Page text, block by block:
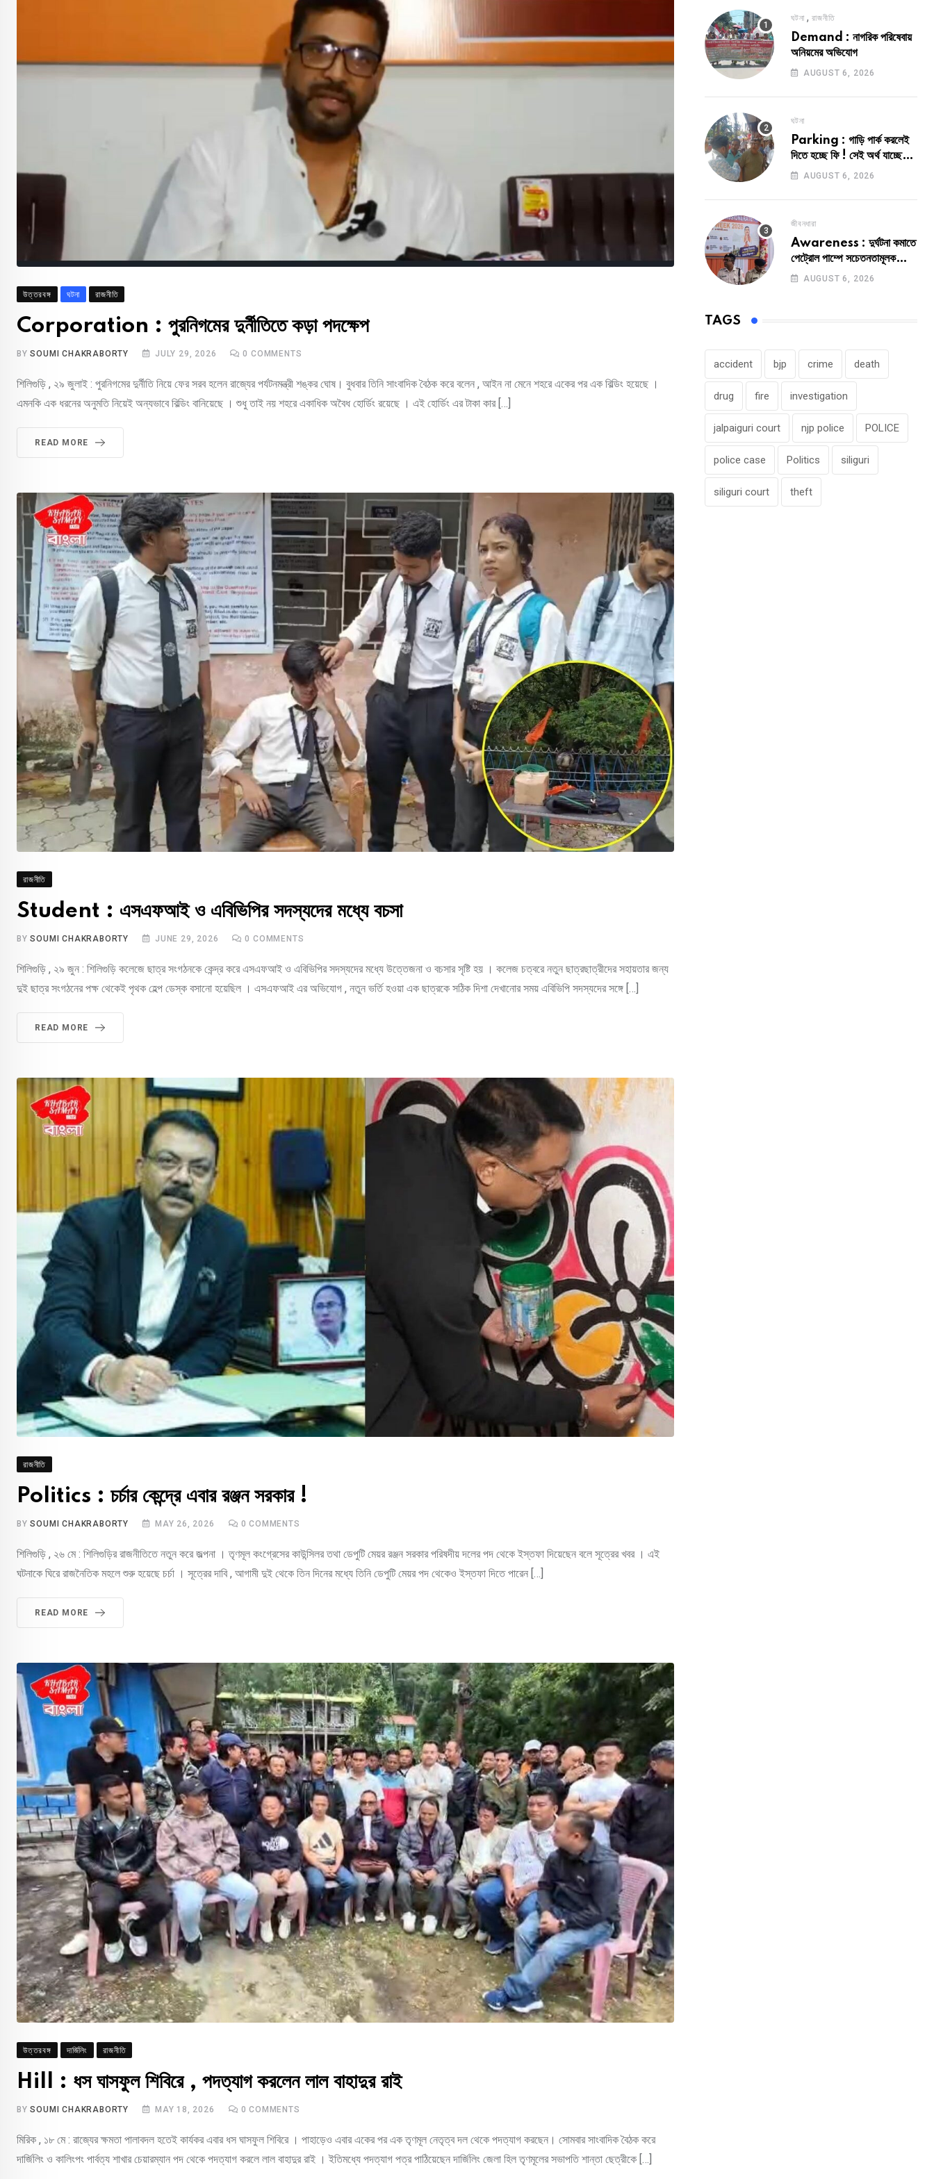
উত্তরবঙ্গ ঘটনা রাজনীতি
Corporation : পুরনিগমের দুর্নীতিতে কড়া পদক্ষেপ
BYSOUMI CHAKRABORTY JULY 29, 2026 0 COMMENTS
শিলিগুড়ি , ২৯ জুলাই : পুরনিগমের দুর্নীতি নিয়ে ফের সরব হলেন রাজ্যের পর্যটনমন্ত্রী শঙ্কর ঘোষ। বুধবার তিনি সাংবাদিক বৈঠক করে বলেন , আইন না মেনে শহরে একের পর এক বিল্ডিং হয়েছে ।
এমনকি এক ধরনের অনুমতি নিয়েই অন্যভাবে বিল্ডিং বানিয়েছে । শুধু তাই নয় শহরে একাধিক অবৈধ হোর্ডিং রয়েছে । এই হোর্ডিং এর টাকা কার […]
READ MORE
রাজনীতি
Student : এসএফআই ও এবিভিপির সদস্যদের মধ্যে বচসা
BYSOUMI CHAKRABORTY JUNE 29, 2026 0 COMMENTS
শিলিগুড়ি , ২৯ জুন : শিলিগুড়ি কলেজে ছাত্র সংগঠনকে কেন্দ্র করে এসএফআই ও এবিভিপির সদস্যদের মধ্যে উত্তেজনা ও বচসার সৃষ্টি হয় । কলেজ চত্বরে নতুন ছাত্রছাত্রীদের সহায়তার জন্য
দুই ছাত্র সংগঠনের পক্ষ থেকেই পৃথক হেল্প ডেস্ক বসানো হয়েছিল । এসএফআই এর অভিযোগ , নতুন ভর্তি হওয়া এক ছাত্রকে সঠিক দিশা দেখানোর সময় এবিভিপি সদস্যদের সঙ্গে […]
READ MORE
রাজনীতি
Politics : চর্চার কেন্দ্রে এবার রঞ্জন সরকার !
BYSOUMI CHAKRABORTY MAY 26, 2026 0 COMMENTS
শিলিগুড়ি , ২৬ মে : শিলিগুড়ির রাজনীতিতে নতুন করে জল্পনা । তৃণমূল কংগ্রেসের কাউন্সিলর তথা ডেপুটি মেয়র রঞ্জন সরকার পরিষদীয় দলের পদ থেকে ইস্তফা দিয়েছেন বলে সূত্রের খবর । এই
ঘটনাকে ঘিরে রাজনৈতিক মহলে শুরু হয়েছে চর্চা । সূত্রের দাবি , আগামী দুই থেকে তিন দিনের মধ্যে তিনি ডেপুটি মেয়র পদ থেকেও ইস্তফা দিতে পারেন […]
READ MORE
উত্তরবঙ্গ দার্জিলিং রাজনীতি
Hill : ধস ঘাসফুল শিবিরে , পদত্যাগ করলেন লাল বাহাদুর রাই
BYSOUMI CHAKRABORTY MAY 18, 2026 0 COMMENTS
মিরিক , ১৮ মে : রাজ্যের ক্ষমতা পালাবদল হতেই কার্যকর এবার ধস ঘাসফুল শিবিরে । পাহাড়েও এবার একের পর এক তৃণমূল নেতৃত্ব দল থেকে পদত্যাগ করছেন। সোমবার সাংবাদিক বৈঠক করে
দার্জিলিং ও কালিংপং পার্বত্য শাখার চেয়ারম্যান পদ থেকে পদত্যাগ করলে লাল বাহাদুর রাই । ইতিমধ্যে পদত্যাগ পত্র পাঠিয়েছেন দার্জিলিং জেলা হিল তৃণমূলের সভাপতি শান্তা ছেত্রীকে […]
ঘটনা ,রাজনীতি
Demand : নাগরিক পরিষেবায়
অনিয়মের অভিযোগ
AUGUST 6, 2026
ঘটনা
Parking : গাড়ি পার্ক করলেই
দিতে হচ্ছে ফি ! সেই অর্থ যাচ্ছে
কোথায় ?
AUGUST 6, 2026
জীবনধারা
Awareness : দুর্ঘটনা কমাতে
পেট্রোল পাম্পে সচেতনতামূলক
কর্মসূচীAUGUST 6, 2026
TAGS
accident bjp crime death
drug fire investigation
jalpaiguri court njp police POLICE
police case Politics siliguri
siliguri court theft